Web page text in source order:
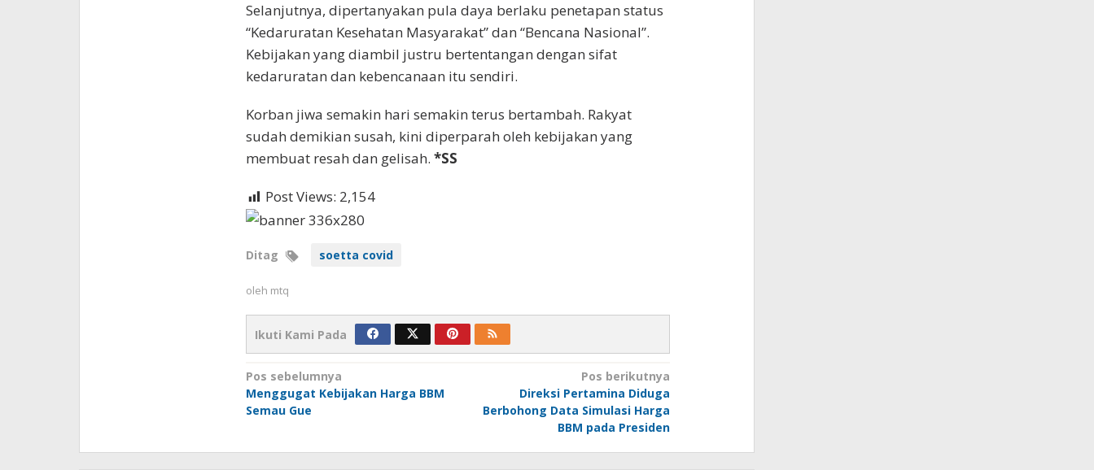
Selanjutnya, dipertanyakan pula daya berlaku penetapan status
“Kedaruratan Kesehatan Masyarakat” dan “Bencana Nasional”.
Kebijakan yang diambil justru bertentangan dengan sifat
kedaruratan dan kebencanaan itu sendiri.
Korban jiwa semakin hari semakin terus bertambah. Rakyat
sudah demikian susah, kini diperparah oleh kebijakan yang
membuat resah dan gelisah. *SS
Post Views: 2,154
Ditag soetta covid
oleh mtq
Ikuti Kami Pada
Navigasi
pos
Pos sebelumnya
Menggugat Kebijakan Harga BBM
Semau Gue
Pos berikutnya
Direksi Pertamina Diduga
Berbohong Data Simulasi Harga
BBM pada Presiden